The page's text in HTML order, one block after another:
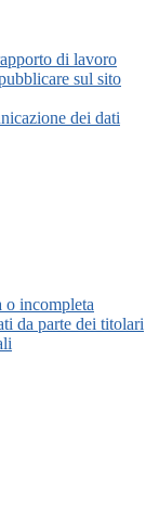
di lavoro
sul sito
dei dati
o incompleta
da parte dei titolari